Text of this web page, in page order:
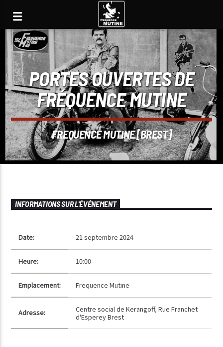
PORTES OUVERTES DE
FRÉQUENCE MUTINE
FREQUENCE MUTINE [BREST]
INFORMATIONS SUR L'ÉVÉNEMENT
Date: 21 septembre 2024
Heure: 10:00
Emplacement: Frequence Mutine
Adresse:
Centre social de Kerangoff, Rue Franchet
d'Esperey Brest